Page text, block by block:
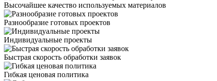
Высочайшее качество используемых материалов
Разнообразие готовых проектов
Индивидуальные проекты
Быстрая скорость обработки заявок
Гибкая ценовая политика